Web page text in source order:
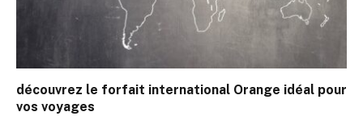
découvrez le forfait international Orange idéal pour
vos voyages